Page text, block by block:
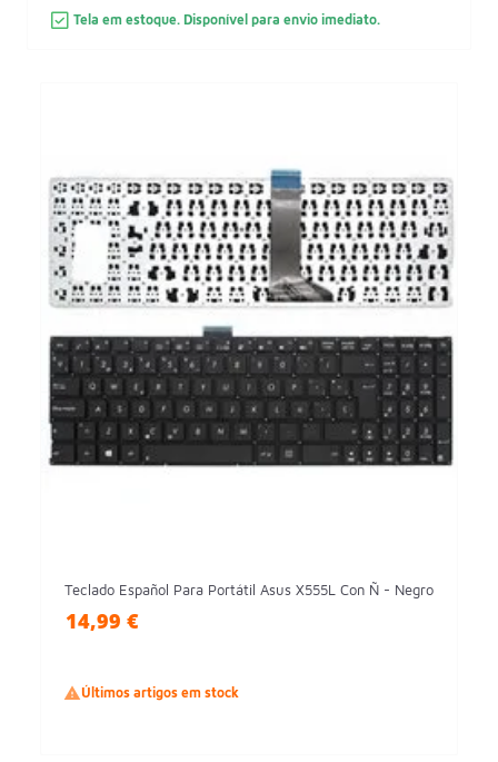
Tela em estoque. Disponível para envio imediato.
Teclado Español Para Portátil Asus X555L Con Ñ - Negro
14,99 €
Últimos artigos em stock